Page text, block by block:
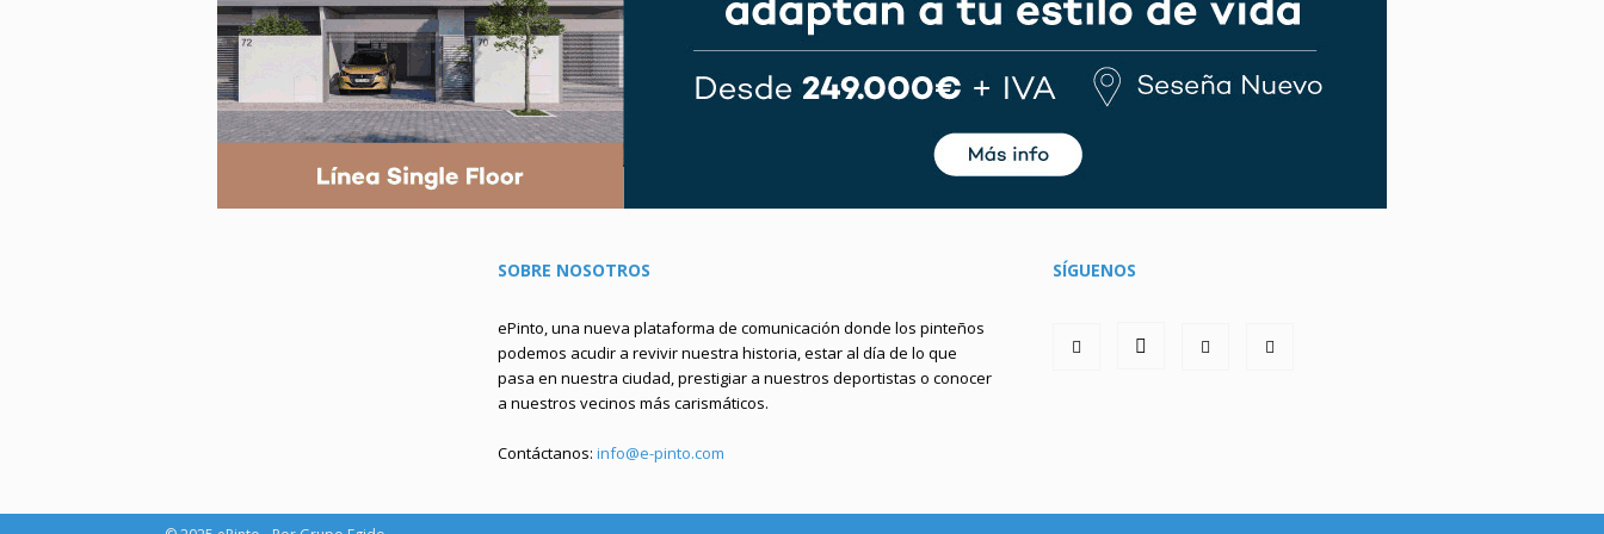
SOBRE NOSOTROS
ePinto, una nueva plataforma de comunicación donde los pinteños
podemos acudir a revivir nuestra historia, estar al día de lo que
pasa en nuestra ciudad, prestigiar a nuestros deportistas o conocer
a nuestros vecinos más carismáticos.
Contáctanos: info@e-pinto.com
SÍGUENOS